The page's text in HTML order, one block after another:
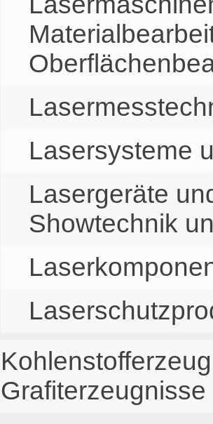
Lasersysteme
Lasergeräte
Showtechnik
Grafiterzeugnisse